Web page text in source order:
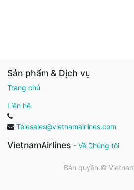
Sản phẩm & Dịch vụ
Trang chủ
Liên hệ
Telesales@vietnamairlines.com
VietnamAirlines - Về Chúng tôi
Bản quyền ©